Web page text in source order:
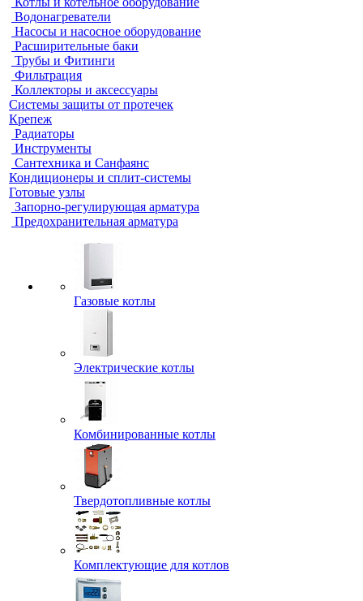
Водонагреватели
Насосы и насосное оборудование
Расширительные баки
Трубы и Фитинги
Фильтрация
Коллекторы и аксессуары
Системы защиты от протечек
Крепеж
Радиаторы
Инструменты
Сантехника и Санфаянс
Кондиционеры и сплит-системы
Готовые узлы
Запорно-регулирующая арматура
Предохранительная арматура
Газовые котлы
Электрические котлы
Комбинированные котлы
Твердотопливные котлы
Комплектующие для котлов